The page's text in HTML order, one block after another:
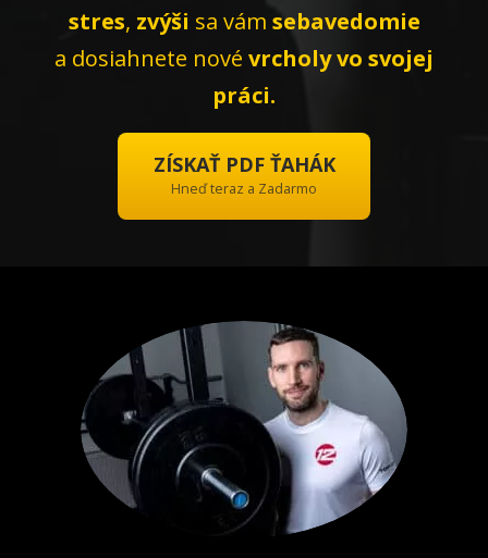
stres, zvýši sa vám sebavedomie
a dosiahnete nové vrcholy vo svojej
práci.
ZÍSKAŤ PDF ŤAHÁK
Hneď teraz a Zadarmo